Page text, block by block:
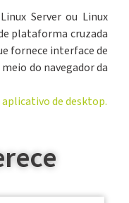
Server ou Linux
plataforma cruzada
fornece interface de
do navegador da
aplicativo de desktop.